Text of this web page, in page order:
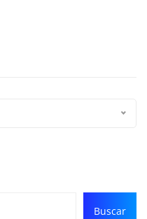
Buscar